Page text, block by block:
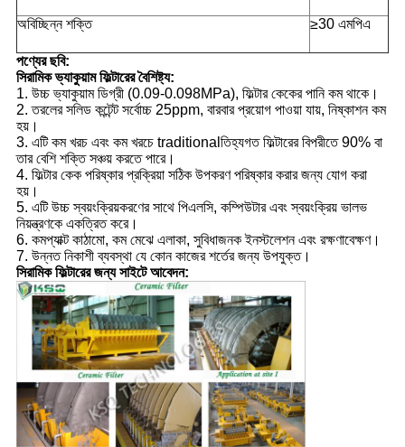
অবিচ্ছিন্ন শক্তি ≥30 এমপিএ
পণ্যের ছবি:
সিরামিক ভ্যাকুয়াম ফিল্টারের বৈশিষ্ট্য:
1. উচ্চ ভ্যাকুয়াম ডিগ্রী (0.09-0.098MPa), ফিল্টার কেকের পানি কম থাকে।
2. তরলের সলিড কন্টেন্ট সর্বোচ্চ 25ppm, বারবার প্রয়োগ পাওয়া যায়, নিষ্কাশন কম
হয়।
3. এটি কম খরচ এবং কম খরচে traditionalতিহ্যগত ফিল্টারের বিপরীতে 90% বা
তার বেশি শক্তি সঞ্চয় করতে পারে।
4. ফিল্টার কেক পরিষ্কার প্রক্রিয়া সঠিক উপকরণ পরিষ্কার করার জন্য যোগ করা
হয়।
5. এটি উচ্চ স্বয়ংক্রিয়করণের সাথে পিএলসি, কম্পিউটার এবং স্বয়ংক্রিয় ভালভ
নিয়ন্ত্রণকে একত্রিত করে।
6. কমপ্যাক্ট কাঠামো, কম মেঝে এলাকা, সুবিধাজনক ইনস্টলেশন এবং রক্ষণাবেক্ষণ।
7. উন্নত নিকাশী ব্যবস্থা যে কোন কাজের শর্তের জন্য উপযুক্ত।
সিরামিক ফিল্টারের জন্য সাইটে আবেদন: